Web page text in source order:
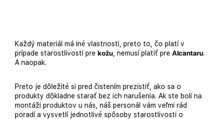
Každý materiál má iné vlastnosti, preto to, čo platí v
prípade starostlivosti pre kožu , nemusí platiť pre Alcantaru.
A naopak.
Preto je dôležité si pred čistením prezistiť, ako sa o
produkty dôkladne starať bez ich narušenia. Ak ste boli na
montáži produktov u nás, náš personál vám veľmi rád
poradí a vysvetlí jednotlivé spôsoby starostlivosti o